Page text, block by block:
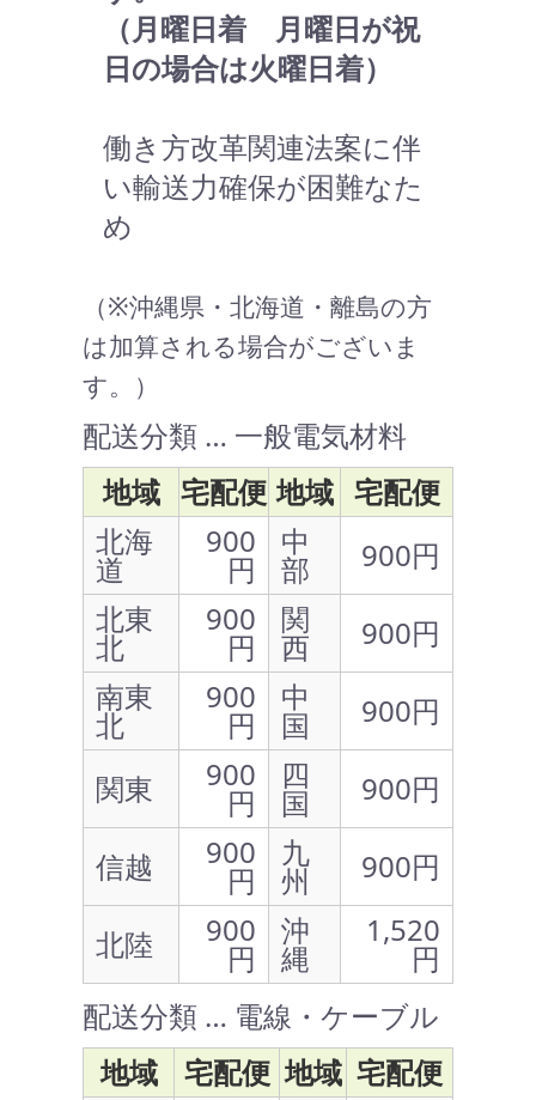
（月曜日着 月曜日が祝
日の場合は火曜日着）
働き方改革関連法案に伴
い輸送力確保が困難なた
め
（※沖縄県・北海道・離島の方
は加算される場合がございま
す。）
配送分類 … 一般電気材料
地域 宅配便 地域 宅配便
北海
道
900
円
中
部
900円
北東
北
900
円
関
西
900円
南東
北
900
円
中
国
900円
関東
900
円
四
国
900円
信越
900
円
九
州
900円
北陸
900
円
沖
縄
1,520
円
配送分類 … 電線・ケーブル
地域
宅配便 地域 宅配便